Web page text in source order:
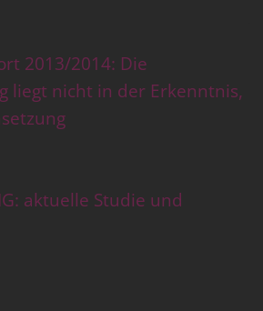
2013/2014: Die
liegt nicht in der Erkenntnis,
aktuelle Studie und